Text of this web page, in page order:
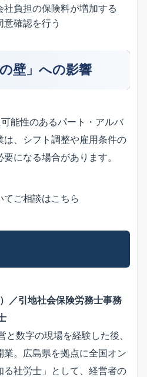
負担の保険料が増加する
確認を行う
壁」への影響
能性のあるパート・アルバ
は、シフト調整や雇用条件の
になる場合があります。
ご相談はこちら
／引地社会保険労務士事務
数字の現場を経験した後、
。広島県を拠点に全国オン
る社労士」として、経営者の